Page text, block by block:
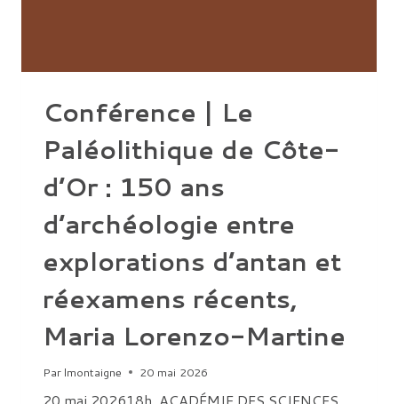
Conférence | Le
Paléolithique de Côte-
d’Or : 150 ans
d’archéologie entre
explorations d’antan et
réexamens récents,
Maria Lorenzo-Martine
Par lmontaigne 20 mai 2026
20 mai 202618h ACADÉMIE DES SCIENCES,